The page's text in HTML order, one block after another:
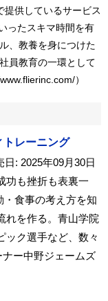
供しているサービス
ったスキマ時間を有
、教養を身につけた
員教育の一環として
）
トレーニング
日: 2025年09月30日
功も挫折も表裏一
食事の考え方を知
れを作る。青山学院
ック選手など、数々
ー中野ジェームズ